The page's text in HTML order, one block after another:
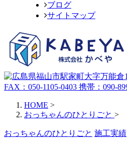
ブログ
サイトマップ
HOME >
おっちゃんのひとりごと >
おっちゃんのひとりごと 施工実績